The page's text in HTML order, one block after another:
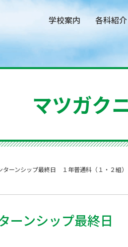
学校案内 各科紹介
マツガク
ターンシップ最終日 １年普通科（１・２組）
ーンシップ最終日